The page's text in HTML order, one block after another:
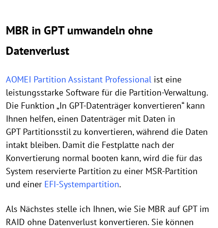
MBR in GPT umwandeln ohne
Datenverlust
AOMEI Partition Assistant Professional ist eine
leistungsstarke Software für die Partition-Verwaltung.
Die Funktion „In GPT-Datenträger konvertieren“ kann
Ihnen helfen, einen Datenträger mit Daten in
GPT Partitionsstil zu konvertieren, während die Daten
intakt bleiben. Damit die Festplatte nach der
Konvertierung normal booten kann, wird die für das
System reservierte Partition zu einer MSR-Partition
und einer EFI-Systempartition.
Als Nächstes stelle ich Ihnen, wie Sie MBR auf GPT im
RAID ohne Datenverlust konvertieren. Sie können